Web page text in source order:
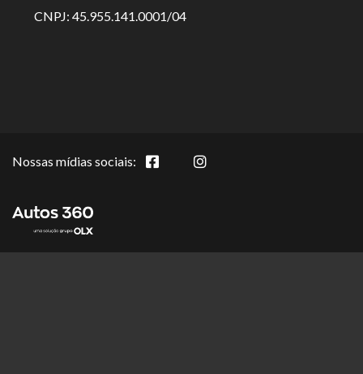
CNPJ: 45.955.141.0001/04
Nossas mídias sociais: